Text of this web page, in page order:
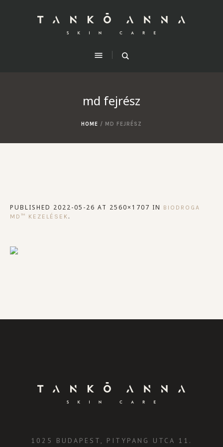
md fejrész
HOME / MD FEJRÉSZ
PUBLISHED 2022-05-26 AT 2560×1707 IN
BIODROGA
MD™ KEZELÉSEK .
1025 BUDAPEST, PITYPANG UTCA 11.